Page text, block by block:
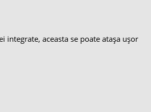
aceasta se poate atașa ușor